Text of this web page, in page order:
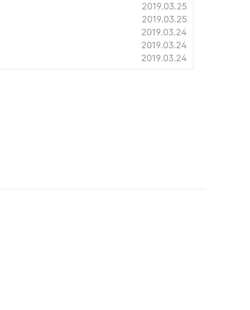
2019.03.25
2019.03.25
2019.03.24
2019.03.24
2019.03.24